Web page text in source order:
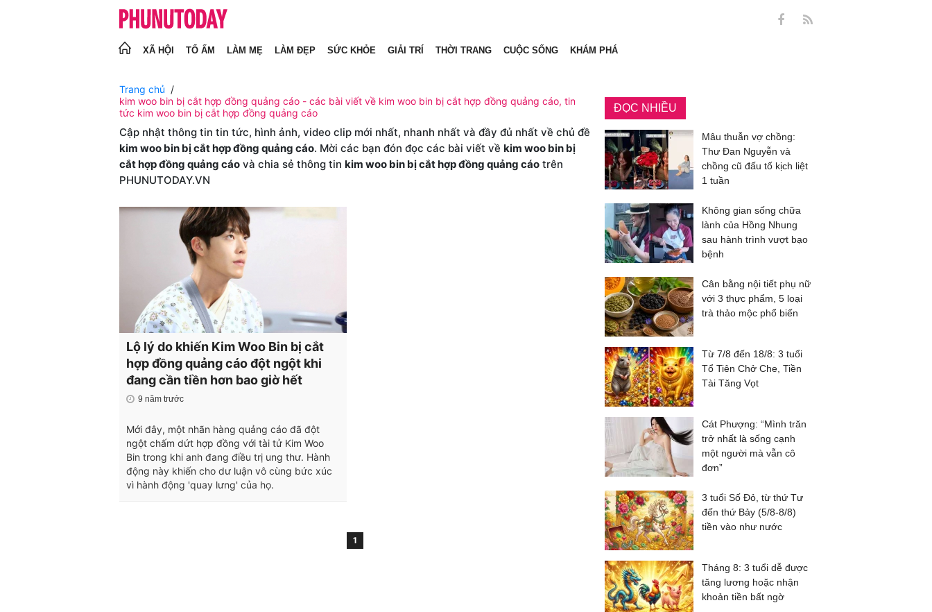
XÃ HỘI TỔ ẤM LÀM MẸ LÀM ĐẸP SỨC KHỎE GIẢI TRÍ THỜI TRANG CUỘC SỐNG KHÁM PHÁ
Trang chủ
kim woo bin bị cắt hợp đồng quảng cáo - các bài viết về kim woo bin bị cắt hợp đồng quảng cáo, tin
tức kim woo bin bị cắt hợp đồng quảng cáo
Cập nhật thông tin tin tức, hình ảnh, video clip mới nhất, nhanh nhất và đầy đủ nhất về chủ đề
kim woo bin bị cắt hợp đồng quảng cáo. Mời các bạn đón đọc các bài viết về kim woo bin bị
cắt hợp đồng quảng cáo và chia sẻ thông tin kim woo bin bị cắt hợp đồng quảng cáo trên
PHUNUTODAY.VN
Lộ lý do khiến Kim Woo Bin bị cắt
hợp đồng quảng cáo đột ngột khi
đang cần tiền hơn bao giờ hết
9 năm trước
Mới đây, một nhãn hàng quảng cáo đã đột
ngột chấm dứt hợp đồng với tài tử Kim Woo
Bin trong khi anh đang điều trị ung thư. Hành
động này khiến cho dư luận vô cùng bức xúc
vì hành động 'quay lưng' của họ.
1
ĐỌC NHIỀU
Mâu thuẫn vợ chồng:
Thư Đan Nguyễn và
chồng cũ đấu tố kịch liệt
1 tuần
Không gian sống chữa
lành của Hồng Nhung
sau hành trình vượt bạo
bệnh
Cân bằng nội tiết phụ nữ
với 3 thực phẩm, 5 loại
trà thảo mộc phổ biến
Từ 7/8 đến 18/8: 3 tuổi
Tổ Tiên Chở Che, Tiền
Tài Tăng Vọt
Cát Phượng: “Mình trăn
trở nhất là sống cạnh
một người mà vẫn cô
đơn”
3 tuổi Số Đỏ, từ thứ Tư
đến thứ Bảy (5/8-8/8)
tiền vào như nước
Tháng 8: 3 tuổi dễ được
tăng lương hoặc nhận
khoản tiền bất ngờ